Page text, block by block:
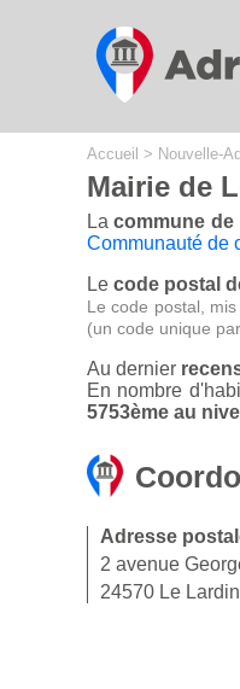
Accueil > Nouvelle-
Mairie de
Lacommune de
Communauté de
Le code postal
Le code postal,
(un code unique
Au dernier
En nombre
5753ème au
Adresse
2 avenue
24570 Le